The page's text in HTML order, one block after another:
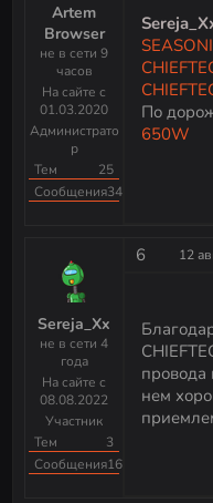
Artem
Browser
не в сети 9
часов
На сайте с
01.03.2020
Администрато
р
Тем
25
Сообщения344
По
650W
Sereja_Xx
не в сети 4
года
На сайте с
08.08.2022
Участник
Тем
3
Сообщения16
6 12
провода
нем